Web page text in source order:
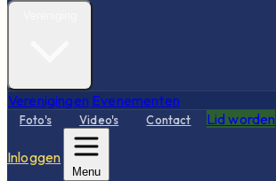
Verenigingen Evenementen
Foto's Video's Contact Lid worden
Inloggen
Menu